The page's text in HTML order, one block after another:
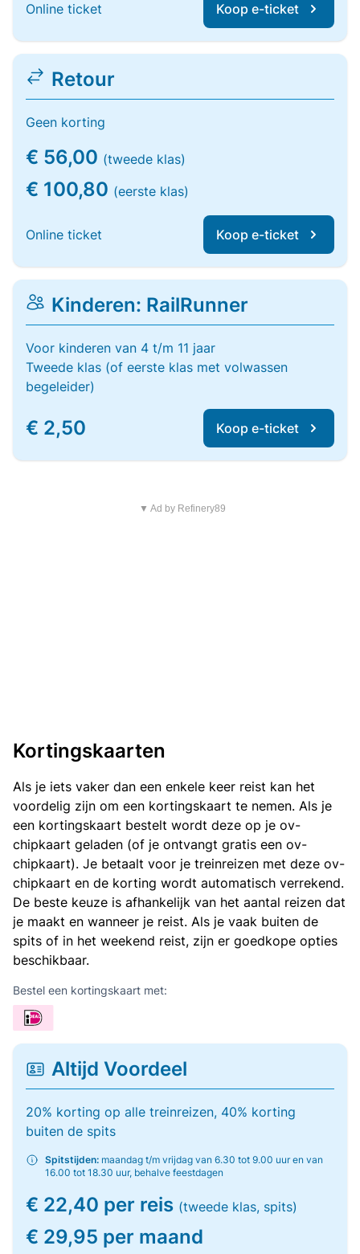
Online ticket Koop e-ticket
Retour
Geen korting
€ 56,00 (tweede klas)
€ 100,80 (eerste klas)
Online ticket Koop e-ticket
Kinderen: RailRunner
Voor kinderen van 4 t/m 11 jaar
Tweede klas (of eerste klas met volwassen
begeleider)
€ 2,50 Koop e-ticket
▼ Ad by Refinery89
Kortingskaarten
Als je iets vaker dan een enkele keer reist kan het
voordelig zijn om een kortingskaart te nemen. Als je
een kortingskaart bestelt wordt deze op je ov-
chipkaart geladen (of je ontvangt gratis een ov-
chipkaart). Je betaalt voor je treinreizen met deze ov-
chipkaart en de korting wordt automatisch verrekend.
De beste keuze is afhankelijk van het aantal reizen dat
je maakt en wanneer je reist. Als je vaak buiten de
spits of in het weekend reist, zijn er goedkope opties
beschikbaar.
Bestel een kortingskaart met:
Altijd Voordeel
20% korting op alle treinreizen, 40% korting
buiten de spits
Spitstijden: maandag t/m vrijdag van 6.30 tot 9.00 uur en van
16.00 tot 18.30 uur, behalve feestdagen
€ 22,40 per reis (tweede klas, spits)
€ 29,95 per maand